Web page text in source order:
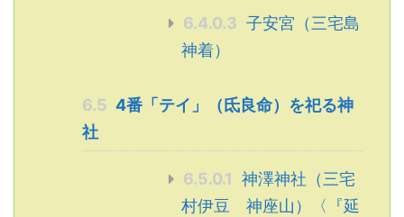
6.4.0.3 子安宮（三宅島
神着）
6.5 4番「テイ」（氐良命）を祀る神
社
6.5.0.1 神澤神社（三宅
村伊豆 神座山）〈『延